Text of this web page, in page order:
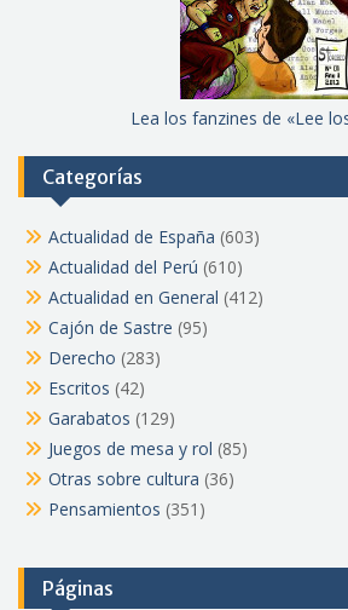
Lea los fanzines de «Lee
Categorías
Actualidad de España (603)
Actualidad del Perú (610)
Actualidad en General (412)
Cajón de Sastre (95)
Derecho (283)
Escritos (42)
Garabatos (129)
Juegos de mesa y rol (85)
Otras sobre cultura (36)
Pensamientos (351)
Páginas